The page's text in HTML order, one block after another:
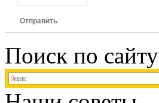
Отправить
Поиск по сайту